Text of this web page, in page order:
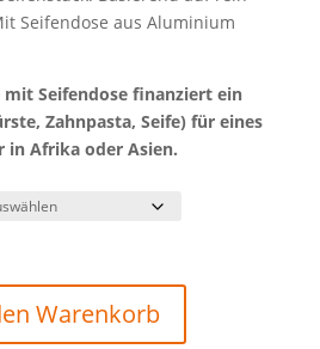
Seifendose aus Aluminium
mit Seifendose finanziert ein
Zahnpasta, Seife) für eines
in Afrika oder Asien.
Warenkorb